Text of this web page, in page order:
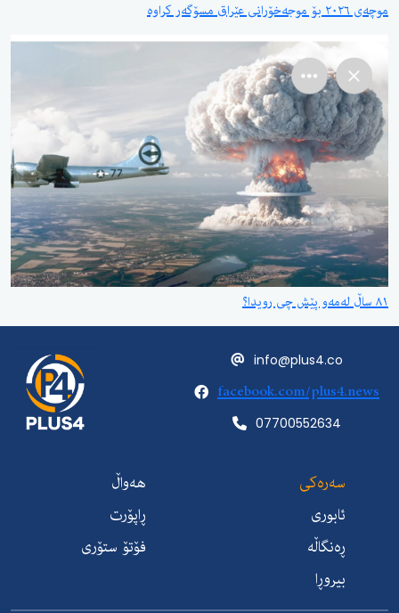
موچەی ٢٠٢٦ بۆ موجەخۆرانی عێراق مسۆگەر کراوە
٨١ ساڵ لەمەو پێش چی رویدا؟
info@plus4.co
facebook.com/plus4.news
07700552634
سەرەکی
هەواڵ
ئابوری
ڕاپۆرت
ڕەنگاڵە
فۆتۆ ستۆری
بیروڕا